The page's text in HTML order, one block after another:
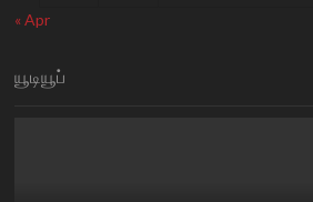
« Apr
யூடியூப்